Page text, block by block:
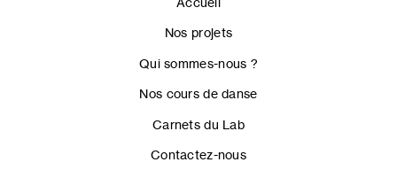
Nos projets
Qui sommes-nous ?
Nos cours de danse
Carnets du Lab
Contactez-nous